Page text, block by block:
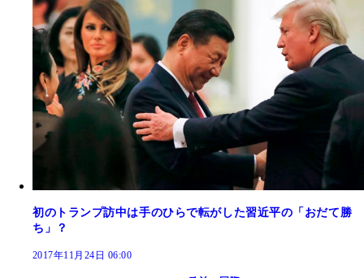
初のトランプ訪中は手のひらで転がした習近平の「おだて勝
ち」？
2017年11月24日 06:00